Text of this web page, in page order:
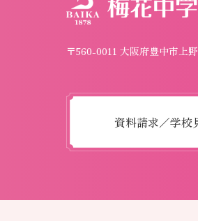
〒560-0011 大阪府豊中市上
資料請求／学校